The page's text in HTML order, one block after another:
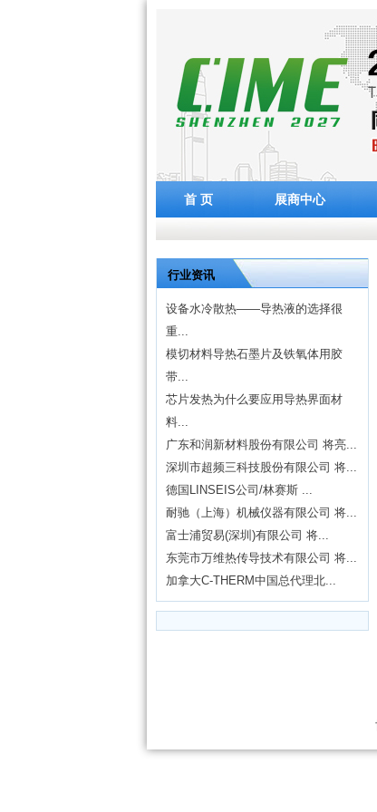
首 页 展商中心
行业资讯
设备水冷散热——导热液的选择很
重...
模切材料导热石墨片及铁氧体用胶
带...
芯片发热为什么要应用导热界面材
料...
广东和润新材料股份有限公司 将亮...
深圳市超频三科技股份有限公司 将...
德国LINSEIS公司/林赛斯 ...
耐驰（上海）机械仪器有限公司 将...
富士浦贸易(深圳)有限公司 将...
东莞市万维热传导技术有限公司 将...
加拿大C-THERM中国总代理北...
博寒展览（上海）有限